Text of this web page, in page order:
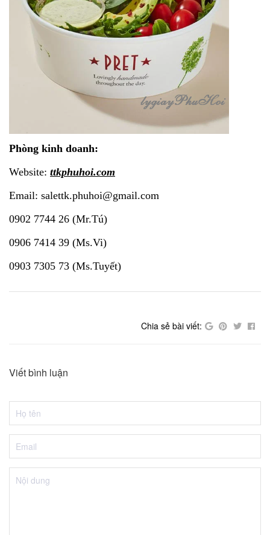
Phòng kinh doanh:
Website: ttkphuhoi.com
Email: salettk.phuhoi@gmail.com
0902 7744 26 (Mr.Tú)
0906 7414 39 (Ms.Vi)
0903 7305 73 (Ms.Tuyết)
Chia sẻ bài viết:
Viết bình luận